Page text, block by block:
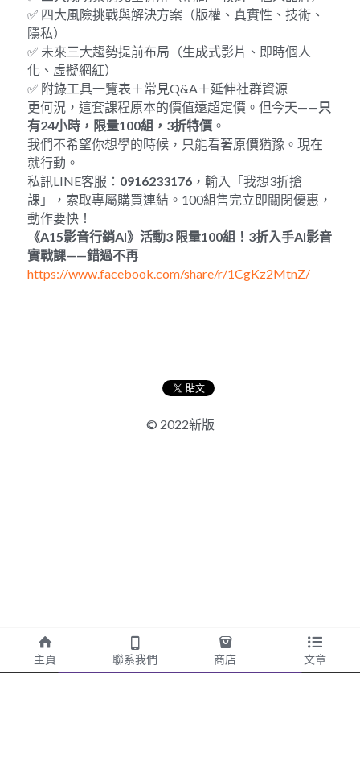
✅ 四大風險挑戰與解決方案（版權、真實性、技術、
隱私）
✅ 未來三大趨勢提前布局（生成式影片、即時個人
化、虛擬網紅）
✅ 附錄工具一覽表＋常見Q&A＋延伸社群資源
更何況，這套課程原本的價值遠超定價。但今天——只
有24小時，限量100組， 3折特價 。
我們不希望你想學的時候，只能看著原價猶豫。現在
就行動。
私訊LINE客服： 0916233176 ，輸入「我想3折搶
課」，索取專屬購買連結。100組售完立即關閉優惠，
動作要快！
《A15影音行銷AI》活動3 限量100組！ 3折入手AI影音
實戰課——錯過不再
https://www.facebook.com/share/r/1CgKz2MtnZ/
© 2022新版
主頁 聯系我們 商店 文章